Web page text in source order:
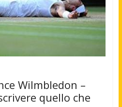
Wilmbledon –
quello che